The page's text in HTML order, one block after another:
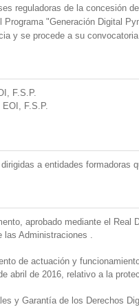
reguladoras de la concesión
"Generación Digital
y se procede a su convocatoria
F.S.P.
F.S.P.
a entidades
aprobado mediante el Real
Administraciones .
de actuación y
abril de 2016, relativo a la
y Garantía de los Derechos